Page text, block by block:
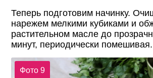
Теперь подготовим начинку.
нарежем мелкими кубиками и
растительном масле до
минут, периодически помешивая.
Фото 9